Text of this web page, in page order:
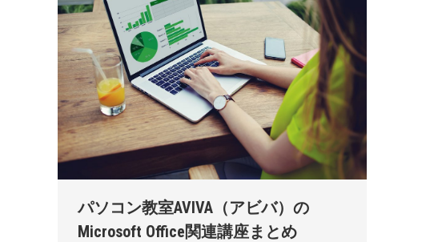
パソコン教室AVIVA（アビバ）の
Microsoft Office関連講座まとめ